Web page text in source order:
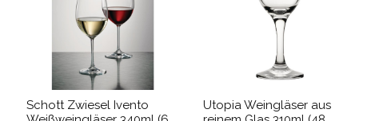
Schott Zwiesel Ivento
Utopia Weingläser aus